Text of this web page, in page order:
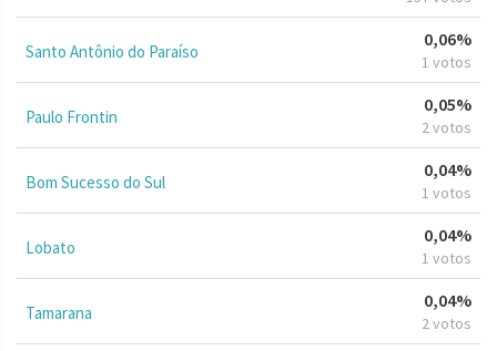
Santo Antônio do Paraíso
0,06%
1 votos
Paulo Frontin
0,05%
2 votos
Bom Sucesso do Sul
0,04%
1 votos
Lobato
0,04%
1 votos
Tamarana
0,04%
2 votos